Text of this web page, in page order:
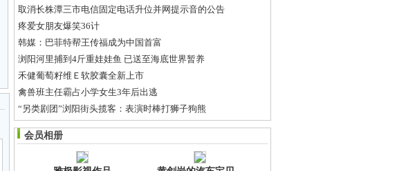
取消长株潭三市电信固定电话升位并网提示音的公告
疼爱女朋友爆笑36计
韩媒：巴菲特帮王传福成为中国首富
浏阳河里捕到4斤重娃娃鱼 已送至海底世界暂养
禾健葡萄籽维Ｅ软胶囊全新上市
禽兽班主任霸占小学女生3年后出逃
“另类剧团”浏阳街头揽客：表演时棒打狮子狗熊
长沙二手房网上签约价格严重“缩水” 被指做假
长沙市银盆南路道路拓改 18条公交线路临时调整
会员相册